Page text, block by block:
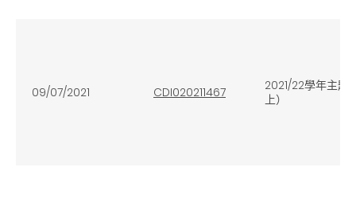
09/07/2021 CDI020211467
2021/22學年主題
上）